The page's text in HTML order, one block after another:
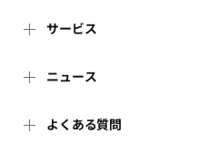
リフォーム評価ナビとは
運営体制
はじめての方へ
サービス
リフォーム会社を探す
リフォーム事例を見る
ニュース
新着情報
よくある質問